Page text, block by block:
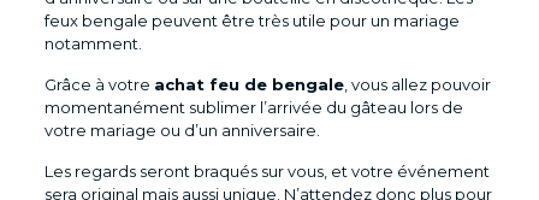
feux bengale peuvent être très utile pour un mariage
notamment.
Grâce à votre achat feu de bengale, vous allez pouvoir
momentanément sublimer l’arrivée du gâteau lors de
votre mariage ou d’un anniversaire.
Les regards seront braqués sur vous, et votre événement
sera original mais aussi unique. N’attendez donc plus pour